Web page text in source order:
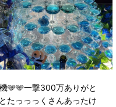
🩵🩵一撃300万ありがと
っっっくさんあったけ